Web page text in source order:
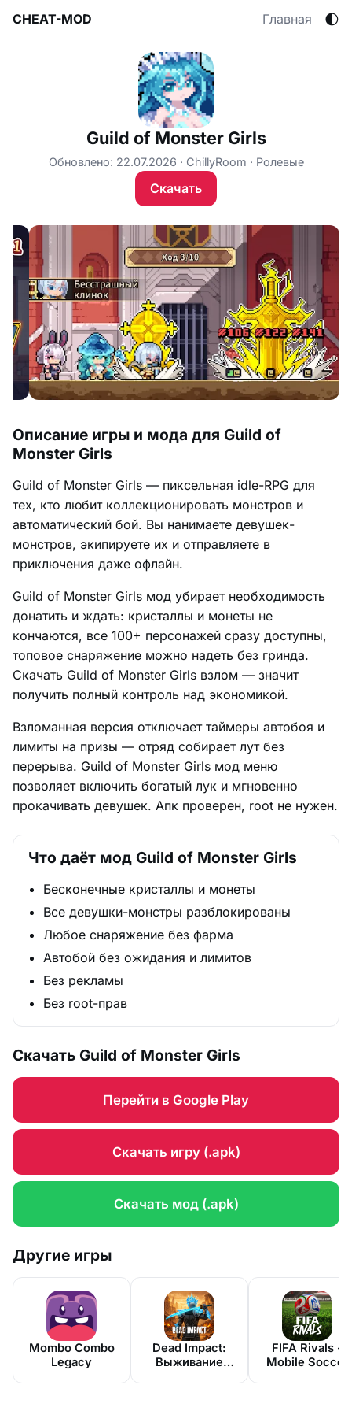
CHEAT-MOD Главная 🌓
Guild of Monster Girls
Обновлено: 22.07.2026 ChillyRoom Ролевые
Скачать
Описание игры и мода для Guild of
Monster Girls
Guild of Monster Girls — пиксельная idle-RPG для
тех, кто любит коллекционировать монстров и
автоматический бой. Вы нанимаете девушек-
монстров, экипируете их и отправляете в
приключения даже офлайн.
Guild of Monster Girls мод убирает необходимость
донатить и ждать: кристаллы и монеты не
кончаются, все 100+ персонажей сразу доступны,
топовое снаряжение можно надеть без гринда.
Скачать Guild of Monster Girls взлом — значит
получить полный контроль над экономикой.
Взломанная версия отключает таймеры автобоя и
лимиты на призы — отряд собирает лут без
перерыва. Guild of Monster Girls мод меню
позволяет включить богатый лук и мгновенно
прокачивать девушек. Апк проверен, root не нужен.
Что даёт мод Guild of Monster Girls
Бесконечные кристаллы и монеты
Все девушки-монстры разблокированы
Любое снаряжение без фарма
Автобой без ожидания и лимитов
Без рекламы
Без root-прав
Скачать Guild of Monster Girls
Перейти в Google Play
Скачать игру (.apk)
Скачать мод (.apk)
Другие игры
Mombo Combo
Legacy
Dead Impact:
Выживание
FIFA Rivals -
Mobile Soccer